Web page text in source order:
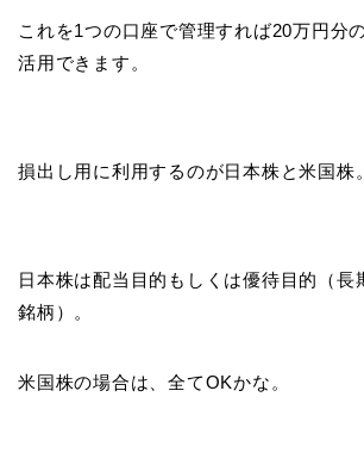
これを1つの口座で管理すれば20万円分
活用できます。
損出し用に利用するのが日本株と米国株。
日本株は配当目的もしくは優待目的（長
銘柄）。
米国株の場合は、全てOKかな。